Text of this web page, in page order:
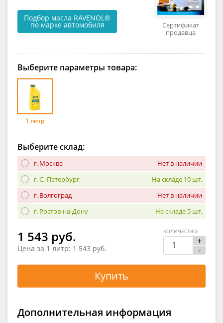
Подбор масла RAVENOL®
по марке автомобиля
Сертификат
продавца
Выберите параметры товара:
1 литр
Выберите склад:
г. Москва
Нет в наличии
г. С.-Петербург
На складе 10 шт.
г. Волгоград
Нет в наличии
г. Ростов-на-Дону
На складе 5 шт.
1 543 руб.
Цена за 1 литр: 1 543 руб.
+
-
КОЛИЧЕСТВО:
Купить
Дополнительная информация